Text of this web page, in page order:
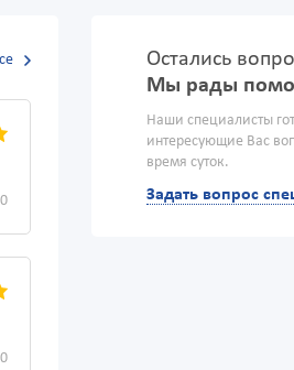
0
0
Остались
Мы рады
Наши специалисты
интересующие Вас
время суток.
Задать вопрос